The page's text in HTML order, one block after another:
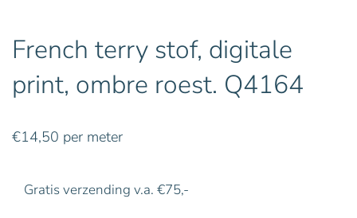
French terry stof, digitale
print, ombre roest. Q4164
€14,50 per meter
Gratis verzending v.a. €75,-